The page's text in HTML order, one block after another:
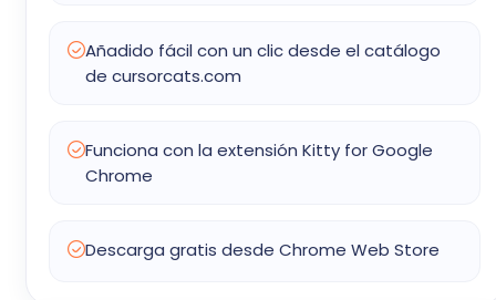
Añadido fácil con un clic desde el catálogo
de cursorcats.com
Funciona con la extensión Kitty for Google
Chrome
Descarga gratis desde Chrome Web Store